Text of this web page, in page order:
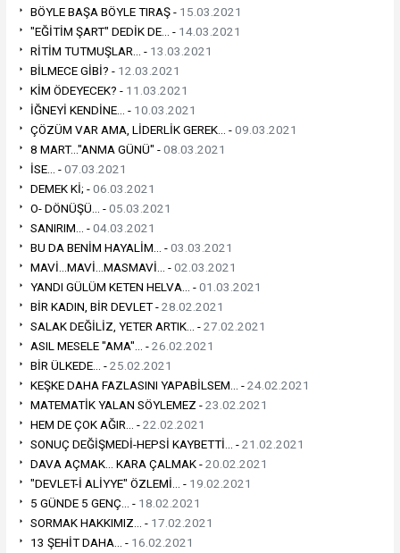
BÖYLE BAŞA BÖYLE TIRAŞ - 15.03.2021
"EĞİTİM ŞART" DEDİK DE... - 14.03.2021
RİTİM TUTMUŞLAR... - 13.03.2021
BİLMECE GİBİ? - 12.03.2021
KİM ÖDEYECEK? - 11.03.2021
İĞNEYİ KENDİNE... - 10.03.2021
ÇÖZÜM VAR AMA, LİDERLİK GEREK... -09.03.2021
8 MART..."ANMA GÜNÜ" -08.03.2021
İSE... -07.03.2021
DEMEK Kİ; -06.03.2021
O- DÖNÜŞÜ... -05.03.2021
SANIRIM... -04.03.2021
BU DA BENİM HAYALİM... -03.03.2021
MAVİ...MAVİ...MASMAVİ... -02.03.2021
YANDI GÜLÜM KETEN HELVA... -01.03.2021
BİR KADIN, BİR DEVLET -28.02.2021
SALAK DEĞİLİZ, YETER ARTIK... -27.02.2021
ASIL MESELE "AMA"... -26.02.2021
BİR ÜLKEDE... -25.02.2021
KEŞKE DAHA FAZLASINI YAPABİLSEM... -24.02.2021
MATEMATİK YALAN SÖYLEMEZ -23.02.2021
HEM DE ÇOK AĞIR... -22.02.2021
SONUÇ DEĞİŞMEDİ-HEPSİ KAYBETTİ... -21.02.2021
DAVA AÇMAK... KARA ÇALMAK -20.02.2021
"DEVLET-İ ALİYYE" ÖZLEMİ... - 19.02.2021
5 GÜNDE 5 GENÇ... - 18.02.2021
SORMAK HAKKIMIZ... - 17.02.2021
13 ŞEHİT DAHA... - 16.02.2021